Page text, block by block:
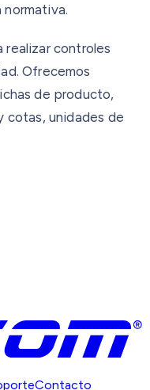
normativa.
realizar controles
Ofrecemos
de producto,
cotas, unidades de
Contacto